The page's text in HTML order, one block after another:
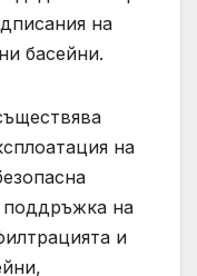
на
басейни.
на
поддръжка на
и